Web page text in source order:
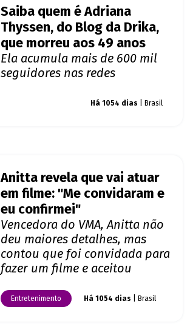
Saiba quem é Adriana
Thyssen, do Blog da Drika,
que morreu aos 49 anos
Ela acumula mais de 600 mil
seguidores nas redes
Há 1054 dias | Brasil
Anitta revela que vai atuar
em filme: "Me convidaram e
eu confirmei"
Vencedora do VMA, Anitta não
deu maiores detalhes, mas
contou que foi convidada para
fazer um filme e aceitou
Entretenimento Há 1054 dias | Brasil